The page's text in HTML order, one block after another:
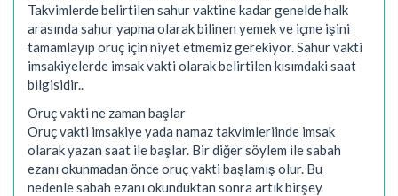
Takvimlerde belirtilen sahur vaktine kadar genelde halk
arasında sahur yapma olarak bilinen yemek ve içme işini
tamamlayıp oruç için niyet etmemiz gerekiyor. Sahur vakti
imsakiyelerde imsak vakti olarak belirtilen kısımdaki saat
bilgisidir..
Oruç vakti ne zaman başlar
Oruç vakti imsakiye yada namaz takvimleriinde imsak
olarak yazan saat ile başlar. Bir diğer söylem ile sabah
ezanı okunmadan önce oruç vakti başlamış olur. Bu
nedenle sabah ezanı okunduktan sonra artık birşey